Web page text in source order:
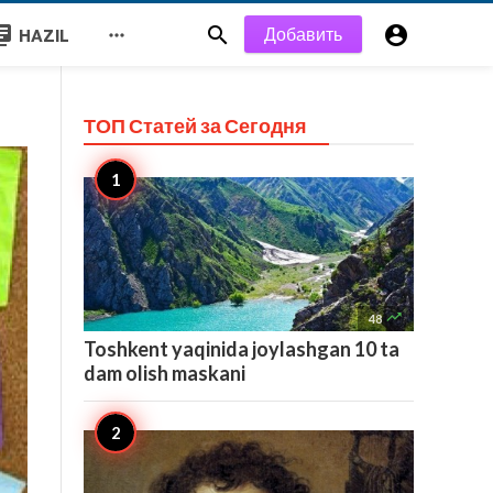
HAZIL   Добавить 
ТОП Статей заСегодня
48 
Toshkent yaqinida joylashgan 10 ta
dam olish maskani